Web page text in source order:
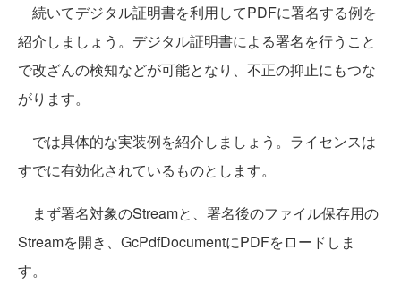
続いてデジタル証明書を利用してPDFに署名する例を
紹介しましょう。デジタル証明書による署名を行うこと
で改ざんの検知などが可能となり、不正の抑止にもつな
がります。
では具体的な実装例を紹介しましょう。ライセンスは
すでに有効化されているものとします。
まず署名対象のStreamと、署名後のファイル保存用の
Streamを開き、GcPdfDocumentにPDFをロードしま
す。